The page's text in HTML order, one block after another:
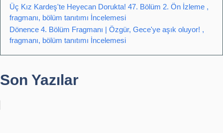
Üç Kız Kardeş'te Heyecan Dorukta! 47. Bölüm 2. Ön İzleme ,
fragmanı, bölüm tanıtımı İncelemesi
Dönence 4. Bölüm Fragmanı | Özgür, Gece'ye aşık oluyor! ,
fragmanı, bölüm tanıtımı İncelemesi
Son Yazılar